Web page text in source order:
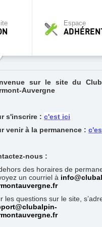
Espace
sur le site du
Auvergne
s'inscrire : c'est ici
venir à la permanence :
nous :
des horaires de
un courriel à i
les questions sur le site,